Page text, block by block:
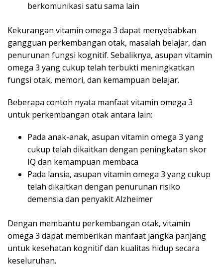
berkomunikasi satu sama lain
Kekurangan vitamin omega 3 dapat menyebabkan
gangguan perkembangan otak, masalah belajar, dan
penurunan fungsi kognitif. Sebaliknya, asupan vitamin
omega 3 yang cukup telah terbukti meningkatkan
fungsi otak, memori, dan kemampuan belajar.
Beberapa contoh nyata manfaat vitamin omega 3
untuk perkembangan otak antara lain:
Pada anak-anak, asupan vitamin omega 3 yang
cukup telah dikaitkan dengan peningkatan skor
IQ dan kemampuan membaca
Pada lansia, asupan vitamin omega 3 yang cukup
telah dikaitkan dengan penurunan risiko
demensia dan penyakit Alzheimer
Dengan membantu perkembangan otak, vitamin
omega 3 dapat memberikan manfaat jangka panjang
untuk kesehatan kognitif dan kualitas hidup secara
keseluruhan.